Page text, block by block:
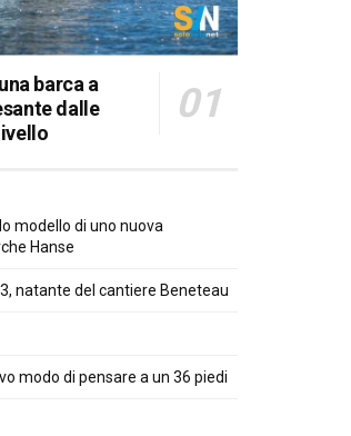
barca a
dalle
modello di uno nuova
Hanse
natante del cantiere Beneteau
modo di pensare a un 36 piedi